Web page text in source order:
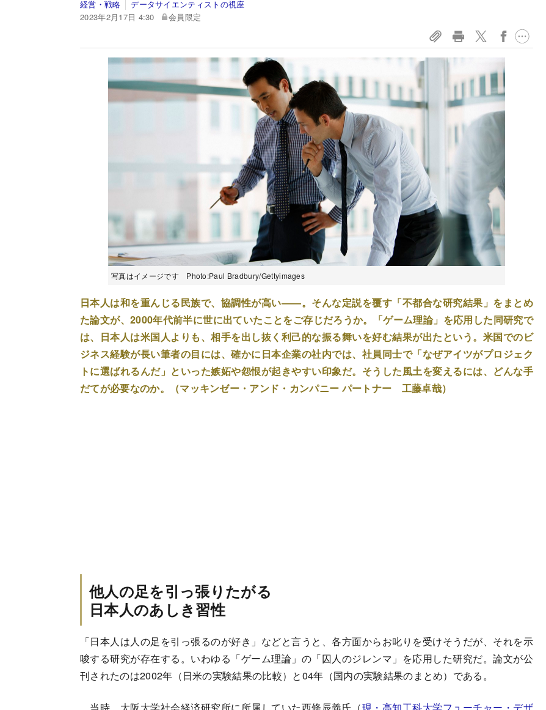
経営・戦略
データサイエンティストの視座
2023年2月17日 4:30
会員限定
写真はイメージです Photo:Paul Bradbury/Gettyimages
日本人は和を重んじる民族で、協調性が高い――。そんな定説を覆す「不都合な研究結果」をまとめ
た論文が、2000年代前半に世に出ていたことをご存じだろうか。「ゲーム理論」を応用した同研究で
は、日本人は米国人よりも、相手を出し抜く利己的な振る舞いを好む結果が出たという。米国でのビ
ジネス経験が長い筆者の目には、確かに日本企業の社内では、社員同士で「なぜアイツがプロジェク
トに選ばれるんだ」といった嫉妬や怨恨が起きやすい印象だ。そうした風土を変えるには、どんな手
だてが必要なのか。（マッキンゼー・アンド・カンパニー パートナー 工藤卓哉）
他人の足を引っ張りたがる
日本人のあしき習性
「日本人は人の足を引っ張るのが好き」などと言うと、各方面からお叱りを受けそうだが、それを示
唆する研究が存在する。いわゆる「ゲーム理論」の「囚人のジレンマ」を応用した研究だ。論文が公
刊されたのは2002年（日米の実験結果の比較）と04年（国内の実験結果のまとめ）である。